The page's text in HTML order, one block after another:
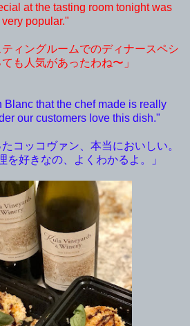
at the tasting room tonight was
very popular."
ィングルームでのディナースペシ
も人気があったわね〜」
Blanc that the chef made is really
our customers love this dish."
コッコヴァン、本当においしい。
を好きなの、よくわかるよ。」